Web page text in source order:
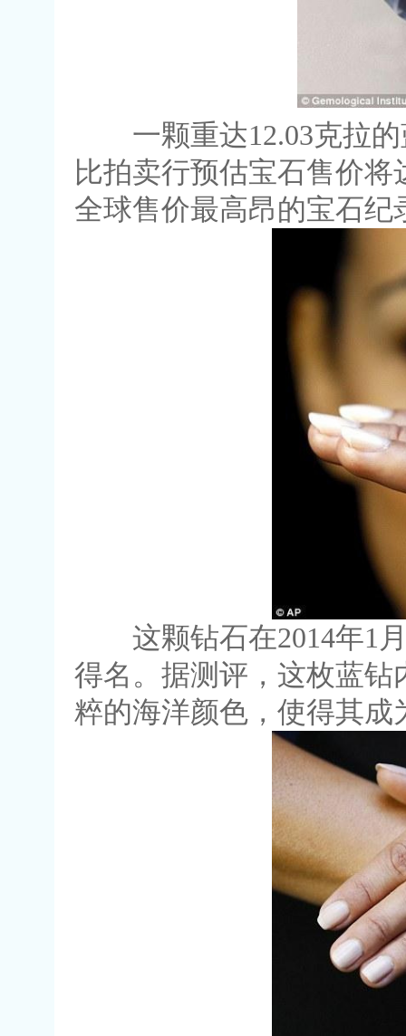
一颗重达12.03克拉的
比拍卖行预估宝石售价
全球售价最高昂的宝石纪
这颗钻石在2014年1月
得名。据测评，这枚蓝
粹的海洋颜色，使得其